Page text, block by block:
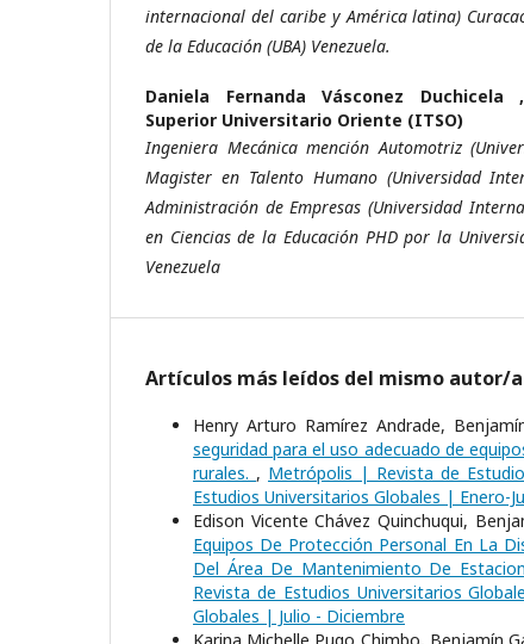
internacional del caribe y América latina)
de la Educación (UBA) Venezuela.
Daniela Fernanda Vásconez Duchicela
Superior Universitario Oriente (ITSO)
Ingeniera Mecánica mención Automotriz
Magister en Talento Humano (Universidad
Administración de Empresas (Universidad
en Ciencias de la Educación PHD por la
Venezuela
Artículos más leídos del mismo autor/a
Henry Arturo Ramírez Andrade,
seguridad para el uso adecuado de
rurales. , Metrópolis | Revista de
Estudios Universitarios Globales | Enero-
Edison Vicente Chávez Quinchuqui,
Equipos De Protección Personal En La
Del Área De Mantenimiento De
Revista de Estudios Universitarios
Globales | Julio - Diciembre